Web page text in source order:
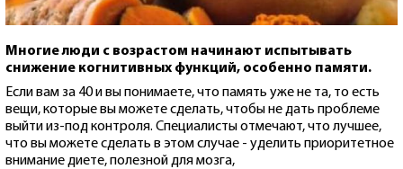
Многие люди с возрастом начинают испытывать
снижение когнитивных функций, особенно памяти.
Если вам за 40 и вы понимаете, что память уже не та, то есть
вещи, которые вы можете сделать, чтобы не дать проблеме
выйти из-под контроля. Специалисты отмечают, что лучшее,
что вы можете сделать в этом случае - уделить приоритетное
внимание диете, полезной для мозга,